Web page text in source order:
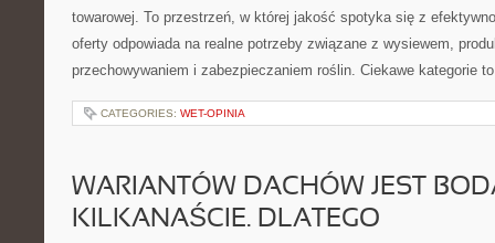
towarowej. To przestrzeń, w której jakość spotyka się z
oferty odpowiada na realne potrzeby związane z wysiewem,
przechowywaniem i zabezpieczaniem roślin. Ciekawe kategorie
CATEGORIES: WET-OPINIA
WARIANTÓW DACHÓW JEST
KILKANAŚCIE. DLATEGO